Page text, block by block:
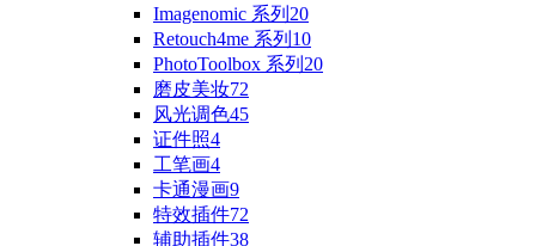
Imagenomic 系列 20
Retouch4me 系列 10
PhotoToolbox 系列 20
磨皮美妆72
风光调色45
证件照4
工笔画4
卡通漫画9
特效插件72
辅助插件38